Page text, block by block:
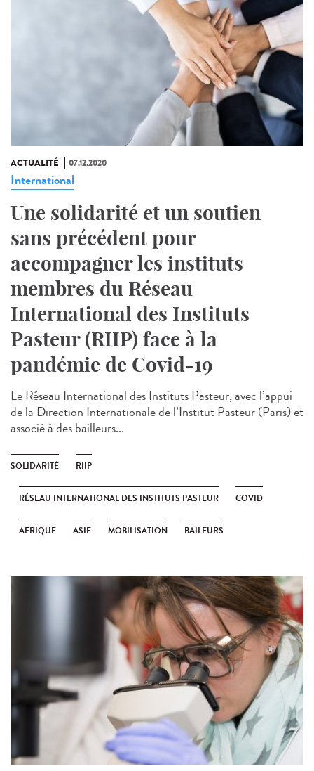
ACTUALITÉ 07.12.2020
International
Une solidarité et un soutien
sans précédent pour
accompagner les instituts
membres du Réseau
International des Instituts
Pasteur (RIIP) face à la
pandémie de Covid-19
Le Réseau International des Instituts Pasteur, avec l’appui
de la Direction Internationale de l’Institut Pasteur (Paris) et
associé à des bailleurs...
SOLIDARITÉ RIIP
RÉSEAU INTERNATIONAL DES INSTITUTS PASTEUR COVID
AFRIQUE ASIE MOBILISATION BAILEURS